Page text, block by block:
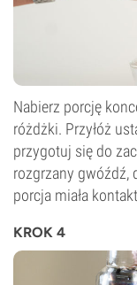
Nabierz porcję
różdżki. Przyłóż
przygotuj się do
rozgrzany gwóźdź,
porcja miała
KROK 4